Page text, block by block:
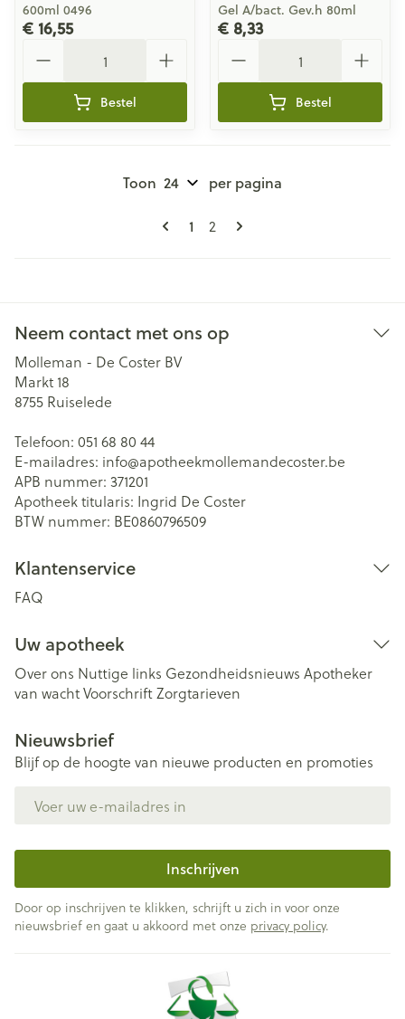
600ml 0496
€ 16,55
Bestel
Gel A/bact. Gev.h 80ml
€ 8,33
Bestel
Pagina's
U lees momenteel pagina
1 Pagina
2
Toon per pagina
Neem contact met ons op
Molleman - De Coster BV
Markt 18
8755 Ruiselede
Telefoon: 051 68 80 44
E-mailadres: info@apotheekmollemandecoster.be
APB nummer: 371201
Apotheek titularis: Ingrid De Coster
BTW nummer: BE0860796509
Klantenservice
FAQ
Uw apotheek
Over ons Nuttige links Gezondheidsnieuws Apotheker
van wachtVoorschriftZorgtarieven
Nieuwsbrief
Blijf op de hoogte van nieuwe producten en promoties
Inschrijven
Door op inschrijven te klikken, schrijft u zich in voor onze
nieuwsbrief en gaat u akkoord met onze privacy policy.